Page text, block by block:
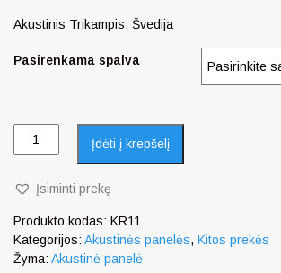
Akustinis Trikampis, Švedija
Pasirenkama spalva
Įdėti į krepšelį
Įsiminti prekę
Produkto kodas: KR11
Kategorijos: Akustinės panelės, Kitos prekės
Žyma: Akustinė panelė